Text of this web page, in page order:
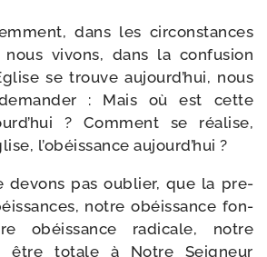
dans les cir­cons­tances
vivons, dans la confu­sion
se trouve aujourd’hui, nous
: Mais où est cette
? Comment se réa­lise,
l’obéissance aujourd’hui ?
devons pas oublier, que la pre­
notre obéis­sance fon­
obéis­sance radi­cale, notre
être totale à Notre Seigneur